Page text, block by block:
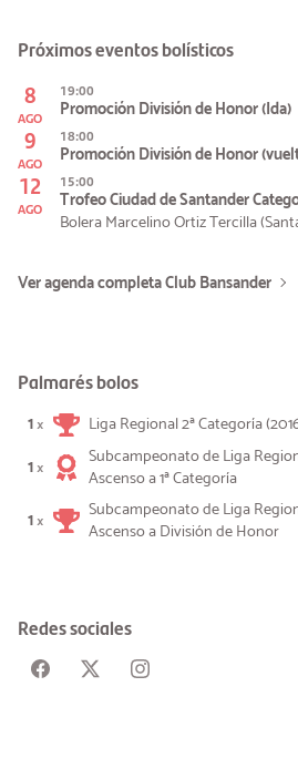
Próximos eventos bolísticos
8
AGO
19:00
Promoción División de Honor (Ida)
9
AGO
18:00
Promoción División de Honor
12
AGO
15:00
Trofeo Ciudad de Santander
Bolera Marcelino Ortiz Tercilla
Ver agenda completa Club Bansander
Palmarés bolos
1×
Liga Regional 2ª Categoría
1×
Subcampeonato de Liga
Ascenso a 1ª Categoría
1×
Subcampeonato de Liga
Ascenso a División de Honor
Redes sociales